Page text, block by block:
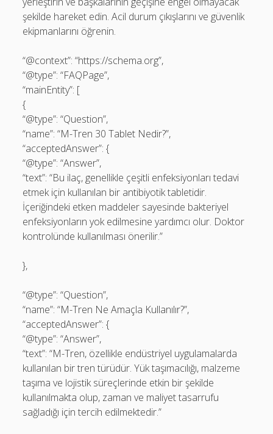
şekilde hareket edin. Acil durum çıkışlarını ve güvenlik
ekipmanlarını öğrenin.
“@context”: “https://schema.org”,
“@type”: “FAQPage”,
“mainEntity”: [
{
“@type”: “Question”,
“name”: “M-Tren 30 Tablet Nedir?”,
“acceptedAnswer”: {
“@type”: “Answer”,
“text”: “Bu ilaç, genellikle çeşitli enfeksiyonları tedavi
etmek için kullanılan bir antibiyotik tabletidir.
İçeriğindeki etken maddeler sayesinde bakteriyel
enfeksiyonların yok edilmesine yardımcı olur. Doktor
kontrolünde kullanılması önerilir.”
},
“@type”: “Question”,
“name”: “M-Tren Ne Amaçla Kullanılır?”,
“acceptedAnswer”: {
“@type”: “Answer”,
“text”: “M-Tren, özellikle endüstriyel uygulamalarda
kullanılan bir tren türüdür. Yük taşımacılığı, malzeme
taşıma ve lojistik süreçlerinde etkin bir şekilde
kullanılmakta olup, zaman ve maliyet tasarrufu
sağladığı için tercih edilmektedir.”